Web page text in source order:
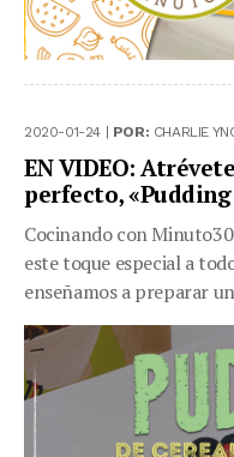
2020-01-24 | POR: CHARLIE
EN VIDEO:
perfecto,
Cocinando con
este toque especial a
enseñamos a preparar